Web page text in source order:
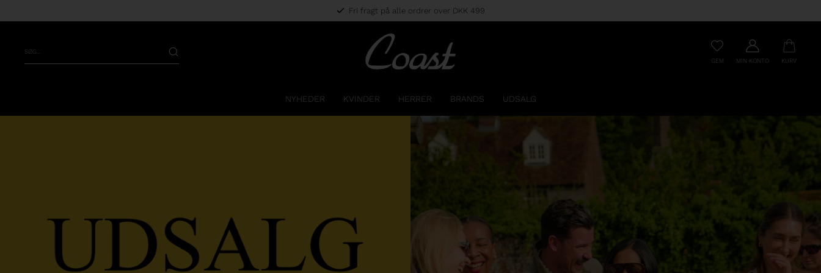
Fri fragt på alle ordrer over DKK 499
GEM MIN KONTO KURV
NYHEDER KVINDER HERRER BRANDS UDSALG